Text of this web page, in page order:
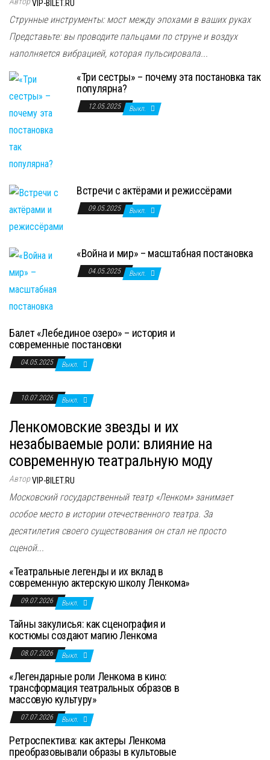
VIP-BILET.RU
Струнные инструменты: мост между эпохами в ваших руках
Представьте: вы проводите пальцами по струне и воздух
наполняется вибрацией, которая пульсировала...
«Три сестры» – почему эта постановка так
популярна?
12.05.2025 Выкл.
Встречи с актёрами и режиссёрами
09.05.2025 Выкл.
«Война и мир» – масштабная постановка
04.05.2025 Выкл.
Балет «Лебединое озеро» – история и
современные постановки
04.05.2025 Выкл.
10.07.2026 Выкл.
Ленкомовские звезды и их
незабываемые роли: влияние на
современную театральную моду
АвторVIP-BILET.RU
Московский государственный театр «Ленком» занимает
особое место в истории отечественного театра. За
десятилетия своего существования он стал не просто
сценой...
«Театральные легенды и их вклад в
современную актерскую школу Ленкома»
09.07.2026 Выкл.
Тайны закулисья: как сценография и
костюмы создают магию Ленкома
08.07.2026 Выкл.
«Легендарные роли Ленкома в кино:
трансформация театральных образов в
массовую культуру»
07.07.2026 Выкл.
Ретроспектива: как актеры Ленкома
преобразовывали образы в культовые